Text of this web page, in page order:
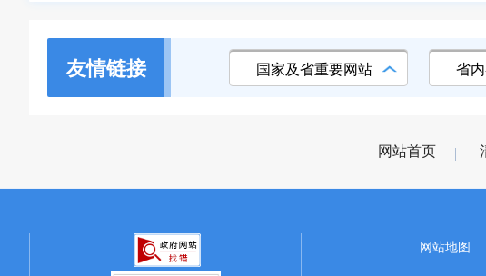
友情链接 国家及省重要网站 省
网站首页
网站地图